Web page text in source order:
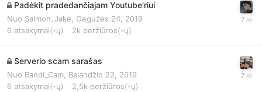
Padėkit pradedančiajam Youtube'riui
Nuo Salmon_Jake
Gegužės 24, 2019
6 atsakymai(-ų) 2k peržiūros(-ų)
Serverio scam sarašas
Nuo Bandi_Cam Balandžio 22, 2019
6 atsakymai(-ų) 2,5k peržiūros(-ų)